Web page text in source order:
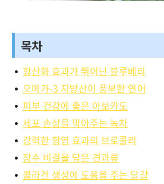
목차
항산화 효과가 뛰어난 블루베리
오메가-3 지방산이 풍부한 연어
피부 건강에 좋은 아보카도
세포 손상을 막아주는 녹차
강력한 항염 효과의 브로콜리
장수 비결을 담은 견과류
콜라겐 생성에 도움을 주는 달걀